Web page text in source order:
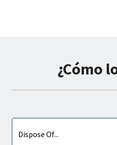
¿Cómo
Of
Dispose Of...